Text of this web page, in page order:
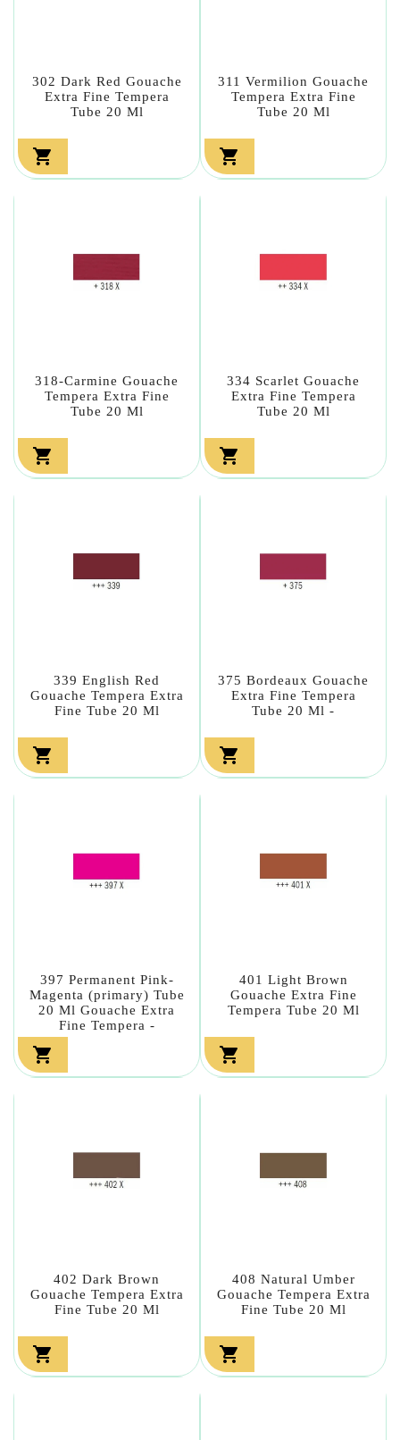
302 Dark Red Gouache
Extra Fine Tempera
Tube 20 Ml

311 Vermilion Gouache
Tempera Extra Fine
Tube 20 Ml

318-Carmine Gouache
Tempera Extra Fine
Tube 20 Ml

334 Scarlet Gouache
Extra Fine Tempera
Tube 20 Ml

339 English Red
Gouache Tempera Extra
Fine Tube 20 Ml

375 Bordeaux Gouache
Extra Fine Tempera
Tube 20 Ml -

397 Permanent Pink-
Magenta (primary) Tube
20 Ml Gouache Extra
Fine Tempera -

401 Light Brown
Gouache Extra Fine
Tempera Tube 20 Ml

402 Dark Brown
Gouache Tempera Extra
Fine Tube 20 Ml

408 Natural Umber
Gouache Tempera Extra
Fine Tube 20 Ml
